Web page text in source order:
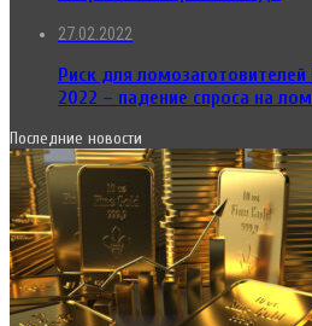
27.02.2022
Риск для
2022 – падение спроса на
Последние новости